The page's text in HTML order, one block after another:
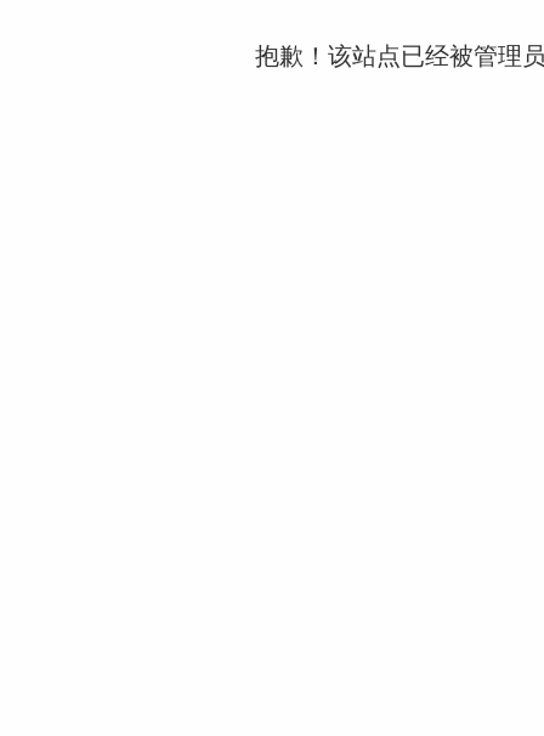
抱歉！该站点已经被管理